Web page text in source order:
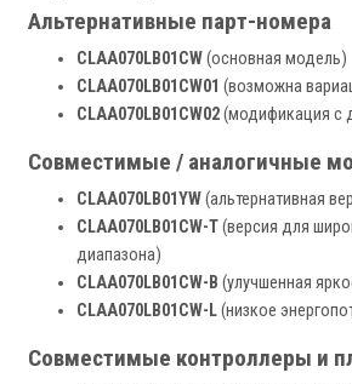
Альтернативные парт-номера
CLAA070LB01CW(основная модель)
CLAA070LB01CW01 (возможна
CLAA070LB01CW02(модификация с
Совместимые / аналогичные
CLAA070LB01YW(альтернативная
CLAA070LB01CW-T(версия для
диапазона)
CLAA070LB01CW-B (улучшенная
CLAA070LB01CW-L(низкое
Совместимые контроллеры и